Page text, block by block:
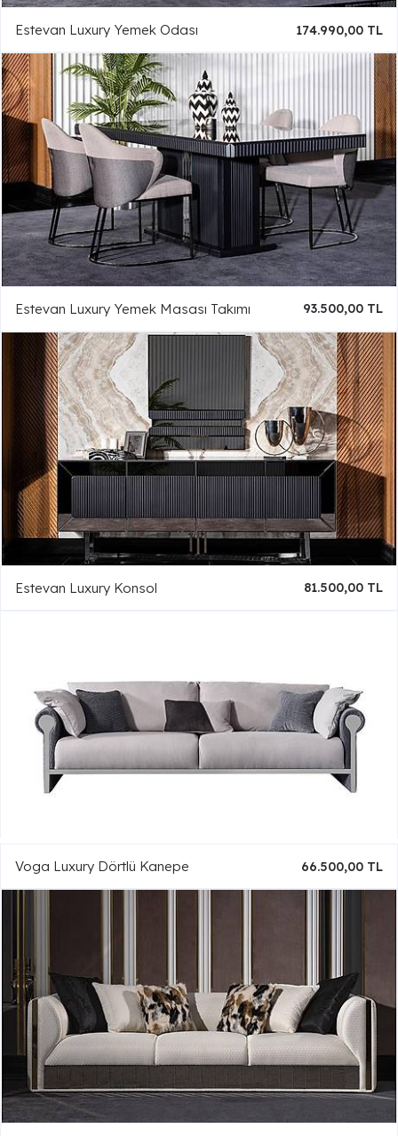
Estevan Luxury Yemek Odası 174.990,00 TL
Estevan Luxury Yemek Masası Takımı 93.500,00 TL
Estevan Luxury Konsol 81.500,00 TL
Voga Luxury Dörtlü Kanepe 66.500,00 TL